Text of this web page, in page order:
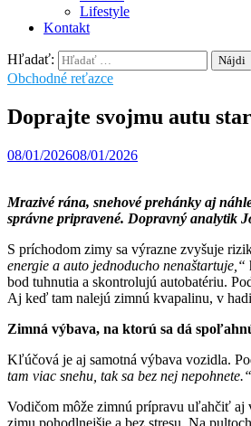
Lifestyle
Kontakt
Hľadať:
Obchodné reťazce
Doprajte svojmu autu
08/01/202608/01/2026
Mrazivé rána, snehové prehánky aj
správne pripravené. Dopravný analytik
S príchodom zimy sa výrazne zvyšuje
energie a auto jednoducho nenaštartuje,“
bod tuhnutia a skontrolujú autobatériu.
Aj keď tam nalejú zimnú kvapalinu, v
Zimná výbava, na ktorú sa dá
Kľúčová je aj samotná výbava vozidla.
tam viac snehu, tak sa bez nej nepohnete.“
Vodičom môže zimnú prípravu uľahčiť aj
zimu pohodlnejšie a bez stresu. Na